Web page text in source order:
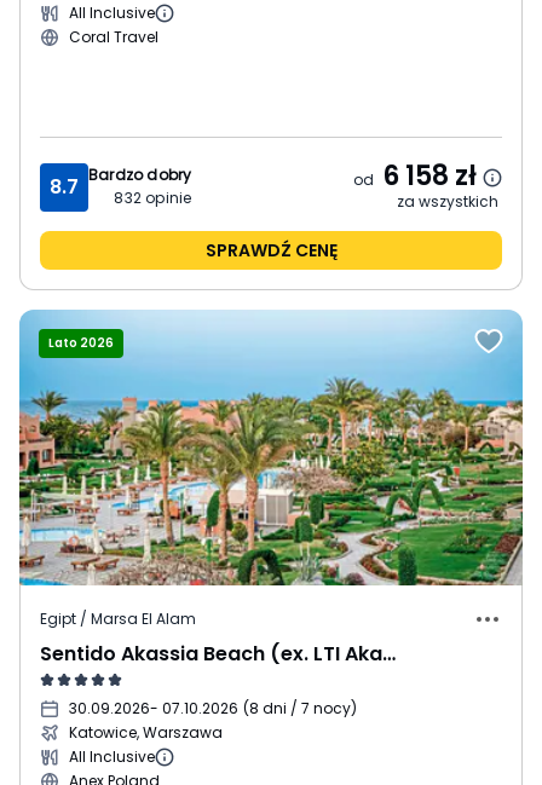
All Inclusive
Coral Travel
8.7 Bardzo dobry
832opinie
od 6 158 zł
za wszystkich
SPRAWDŹ CENĘ
Lato 2026
Egipt / Marsa El Alam
Sentido Akassia Beach (ex. LTI Akassia Beach)
30.09.2026- 07.10.2026 (8 dni / 7 nocy)
Katowice, Warszawa
All Inclusive
Anex Poland